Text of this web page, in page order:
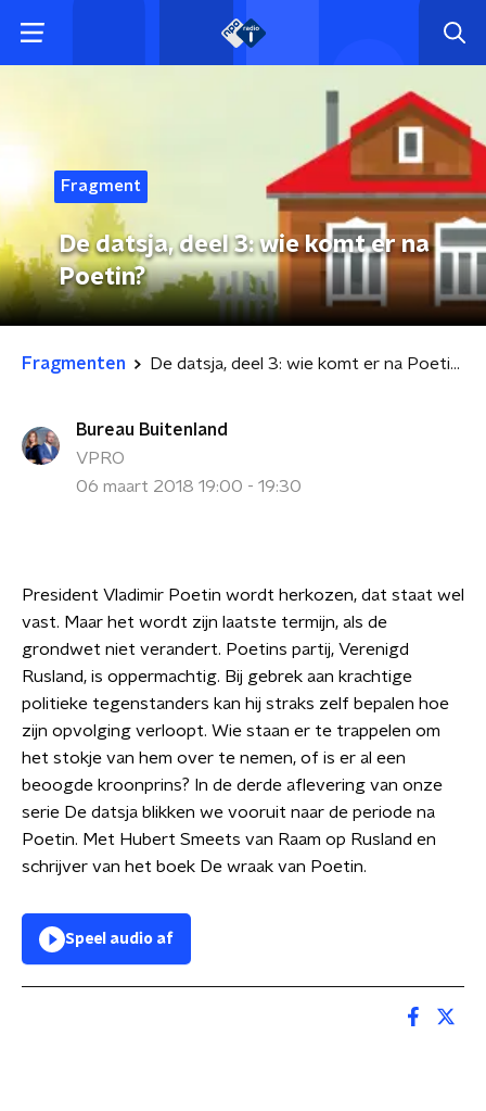
Fragment
De datsja, deel 3: wie komt er na
Poetin?
Fragmenten De datsja, deel 3: wie komt er na Poetin?
Bureau Buitenland
VPRO
06 maart 2018 19:00 - 19:30
President Vladimir Poetin wordt herkozen, dat staat wel
vast. Maar het wordt zijn laatste termijn, als de
grondwet niet verandert. Poetins partij, Verenigd
Rusland, is oppermachtig. Bij gebrek aan krachtige
politieke tegenstanders kan hij straks zelf bepalen hoe
zijn opvolging verloopt. Wie staan er te trappelen om
het stokje van hem over te nemen, of is er al een
beoogde kroonprins? In de derde aflevering van onze
serie De datsja blikken we vooruit naar de periode na
Poetin. Met Hubert Smeets van Raam op Rusland en
schrijver van het boek De wraak van Poetin.
Speel audio af